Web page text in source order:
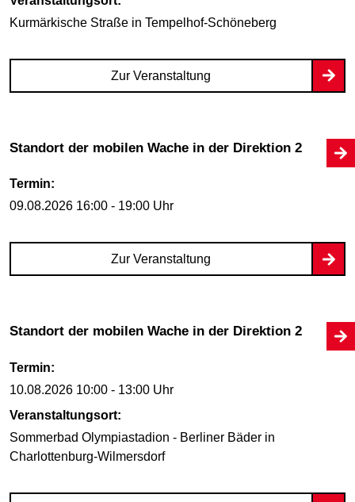
Kurmärkische Straße in Tempelhof-Schöneberg
Zur Veranstaltung
Standort der mobilen Wache in der Direktion 2
Termin:
09.08.2026 16:00 - 19:00 Uhr
Zur Veranstaltung
Standort der mobilen Wache in der Direktion 2
Termin:
10.08.2026 10:00 - 13:00 Uhr
Veranstaltungsort:
Sommerbad Olympiastadion - Berliner Bäder in
Charlottenburg-Wilmersdorf